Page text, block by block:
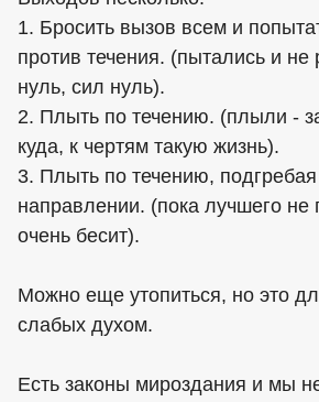
1. Бросить вызов всем и
против течения. (пытались и не
нуль, сил нуль).
2. Плыть по течению. (плыли -
куда, к чертям такую жизнь).
3. Плыть по течению,
направлении. (пока лучшего не
очень бесит).
Можно еще утопиться, но это
слабых духом.
Есть законы мироздания и мы